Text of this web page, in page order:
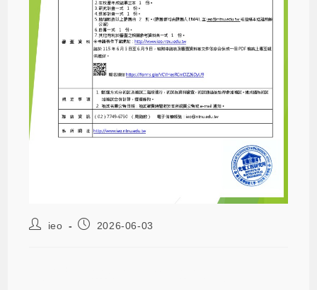
ieo 2026-06-03